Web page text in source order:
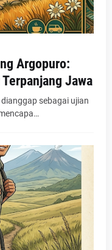
Argopuro:
Jawa
sebagai ujian